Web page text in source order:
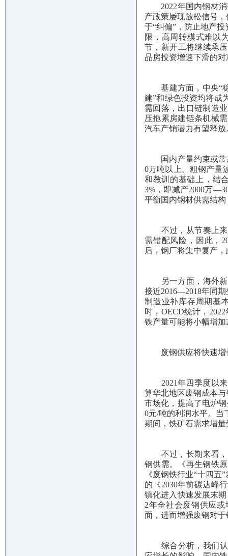
2022年国内钢材消
产政策屡现放松信号
于“纠偏”，防止地产
限，高周转模式难以
节，新开工将继续承
品房投资增速下滑的
基建方面，中央“稳
建”和绿色投资均将成
需回落，出口链制造
压拖累房建链条机械
汽车产销潜力有望释
国内产量约束或常态
0万吨以上。粗钢产量
和教训的基础上，结
3%，即减产2000万
平衡国内钢材供需结
不过，从节奏上来
需错配风险，因此，
后，钢厂将集中复产
另一方面，海外新
接近2016—2018年同
制造业补库存周期基
时，OECD统计，
铁产量可能将小幅增加
废钢供应将快速增
2021年四季度以来
算华北地区废钢成本
市场化，提高了电炉
0元/吨的利润水平。当
期间，铁矿石需求增
不过，长期来看，
钢供需。《再生钢铁
《废钢铁行业“十四五
的《2030年前碳达峰
镇化进入快速发展末
2年全社会废钢供应
面，进而增强废钢对
综合分析，我们认